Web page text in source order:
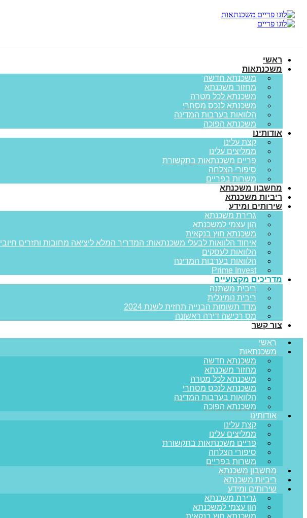
ראשי
משכנתאות
משכנתא חדשה
מחזור משכנתא
משכנתא לכל מטרה
משכנתא לנכס מסחרי
הלוואות בערבות המדינה
משכנתא הפוכה
אודותינו
קצת עלינו
ממליצים עלינו
פריים משכנתאות בתקשורת
סיפורי הצלחה
משרות בפריים
מחשבון משכנתא
ריביות משכנתא
שירותים ומידע
גרירת משכנתא
הון עצמי למשכנתא
משכנתא חוץ בנקאית
איחוד הלוואות לבעלי משכנתאות: המדריך המלא ליציאה מחובות ותזרים חיובי
הלוואות לעסקים
הלוואות בערבות המדינה
Prime Invest
מדריכים מקצועיים
ריבית משתנה
ריבית נומינלית
מדד תשומות הבנייה תחזית לשנת 2024
מס רכישה דירה ראשונה
צור קשר
ראשי
משכנתאות
משכנתא חדשה
מחזור משכנתא
משכנתא לכל מטרה
משכנתא לנכס מסחרי
הלוואות בערבות המדינה
משכנתא הפוכה
אודותינו
קצת עלינו
ממליצים עלינו
פריים משכנתאות בתקשורת
סיפורי הצלחה
משרות בפריים
מחשבון משכנתא
ריביות משכנתא
שירותים ומידע
גרירת משכנתא
הון עצמי למשכנתא
משכנתא חוץ בנקאית